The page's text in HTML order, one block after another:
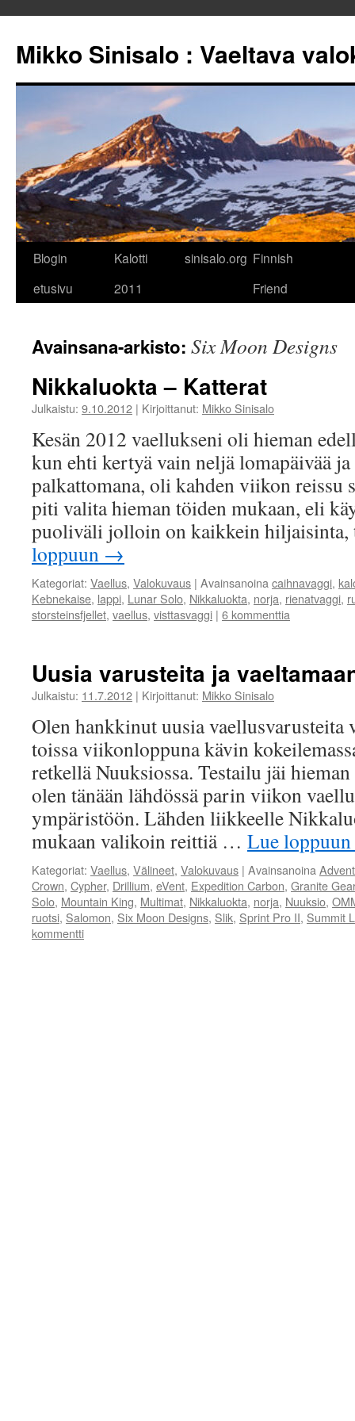
Mikko Sinisalo : Vaeltava
Siirry
sisältöön
Blogin
etusivu
Kalotti
2011
sinisalo.org Finnish
Friend
Avainsana-arkisto: Six Moon Designs
Nikkaluokta – Katterat
Julkaistu: 9.10.2012 | Kirjoittanut: Mikko Sinisalo
Kesän 2012 vaellukseni oli hieman
kun ehti kertyä vain neljä lomapäivää
palkattomana, oli kahden viikon reissu
piti valita hieman töiden mukaan, eli
puoliväli jolloin on kaikkein
loppuun →
Kategoriat: Vaellus, Valokuvaus | Avainsanoina caihnavaggi,
Kebnekaise, lappi, Lunar Solo, Nikkaluokta, norja, rienatvaggi,
storsteinsfjellet, vaellus, visttasvaggi | 6 kommenttia
Uusia varusteita ja
Julkaistu: 11.7.2012 | Kirjoittanut: Mikko Sinisalo
Olen hankkinut uusia vaellusvarusteita
toissa viikonloppuna kävin
retkellä Nuuksiossa. Testailu jäi
olen tänään lähdössä parin viikon
ympäristöön. Lähden liikkeelle
mukaan valikoin reittiä … Lue loppuun
Kategoriat: Vaellus, Välineet, Valokuvaus | Avainsanoina
Crown, Cypher, Drillium, eVent, Expedition Carbon, Granite Gear
Solo, Mountain King, Multimat, Nikkaluokta, norja, Nuuksio,
ruotsi, Salomon, Six Moon Designs, Slik, Sprint Pro II, Summit
kommentti